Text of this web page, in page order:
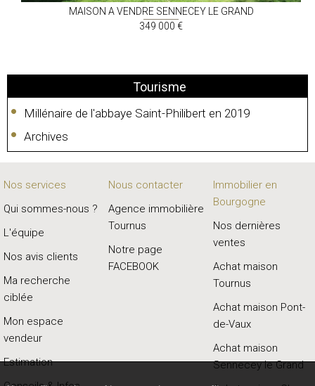
MAISON A VENDRE SENNECEY LE GRAND
349 000 €
Tourisme
Millénaire de l'abbaye Saint-Philibert en 2019
Archives
Nos services
Qui sommes-nous ?
L'équipe
Nos avis clients
Ma recherche
ciblée
Mon espace
vendeur
Estimation
Nous contacter
Agence immobilière
Tournus
Notre page
FACEBOOK
Immobilier en
Bourgogne
Nos dernières
ventes
Achat maison
Tournus
Achat maison Pont-
de-Vaux
Achat maison
Sennecey le Grand